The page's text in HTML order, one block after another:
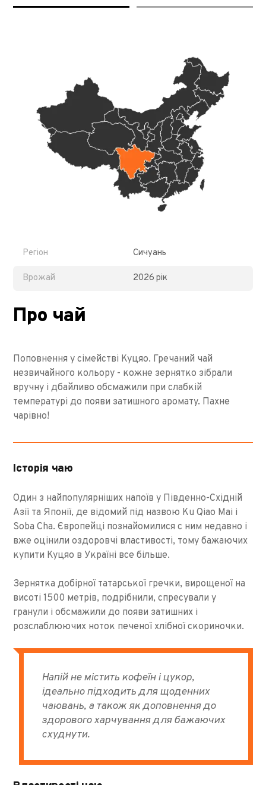
Регіон Сичуань
Врожай 2026 рік
Про чай
Поповнення у сімействі Куцяо. Гречаний чай
незвичайного кольору - кожне зернятко зібрали
вручну і дбайливо обсмажили при слабкій
температурі до появи затишного аромату. Пахне
чарівно!
Історія чаю
Один з найпопулярніших напоїв у Південно-Східній
Азії та Японії, де відомий під назвою Ku Qiao Mai і
Soba Cha. Європейці познайомилися с ним недавно і
вже оцінили оздоровчі властивості, тому бажаючих
купити Куцяо в Україні все більше.
Зернятка добірної татарської гречки, вирощеної на
висоті 1500 метрів, подрібнили, спресували у
гранули і обсмажили до появи затишних і
розслаблюючих ноток печеної хлібної скориночки.
Напій не містить кофеїн і цукор,
ідеально підходить для щоденних
чаювань, а також як доповнення до
здорового харчування для бажаючих
схуднути.